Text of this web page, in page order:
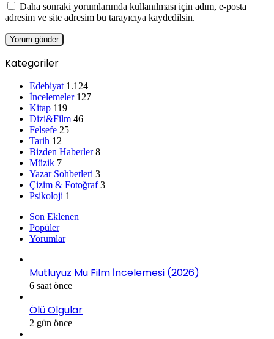
Daha sonraki yorumlarımda kullanılması için adım, e-posta
adresim ve site adresim bu tarayıcıya kaydedilsin.
Kategoriler
Edebiyat 1.124
İncelemeler 127
Kitap 119
Dizi&Film 46
Felsefe 25
Tarih 12
Bizden Haberler 8
Müzik 7
Yazar Sohbetleri 3
Çizim & Fotoğraf 3
Psikoloji 1
Son Eklenen
Popüler
Yorumlar
Mutluyuz Mu Film İncelemesi (2026)
6 saat önce
Ölü Olgular
2 gün önce